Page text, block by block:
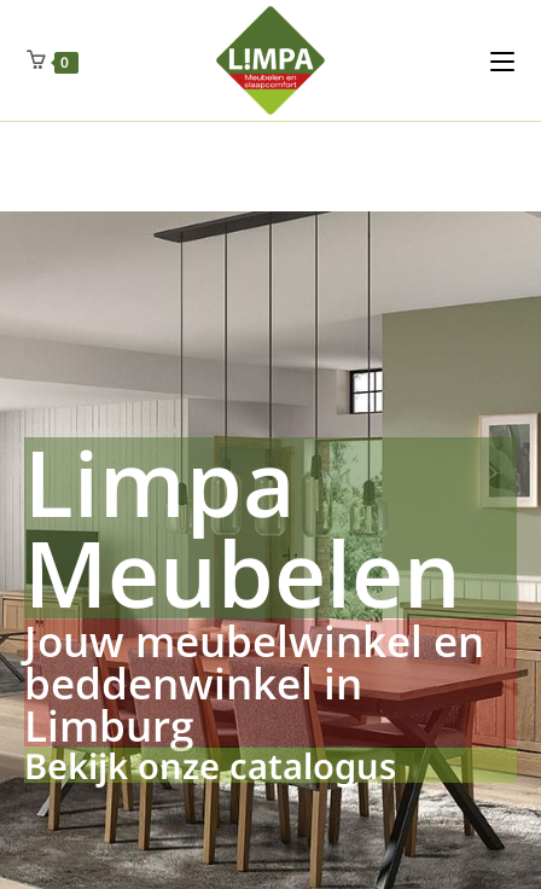
Regenschut
Drueckerpro
Fettsauren Dekemax Kapselmed
Luftkuhlen Zauberfan Netzfenste Insektensc
0
Limpa
Meubelen
Jouw meubelwinkel en
beddenwinkel in
Limburg
Bekijk onze catalogus